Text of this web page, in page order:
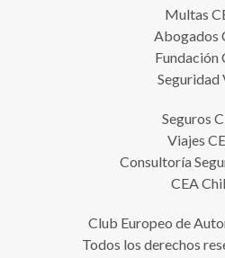
Multas
Abogados
Fundación
Seguridad
Seguros
Viajes
Consultoría
CEA
Club Europeo de
Todos los derechos